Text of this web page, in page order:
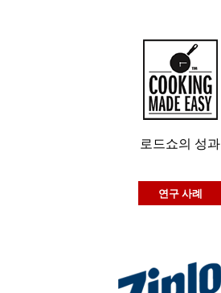
로드쇼의 성과
연구 사례